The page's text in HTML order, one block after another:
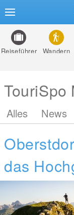
Reiseführer Wandern
TouriSpo
Alles News
das